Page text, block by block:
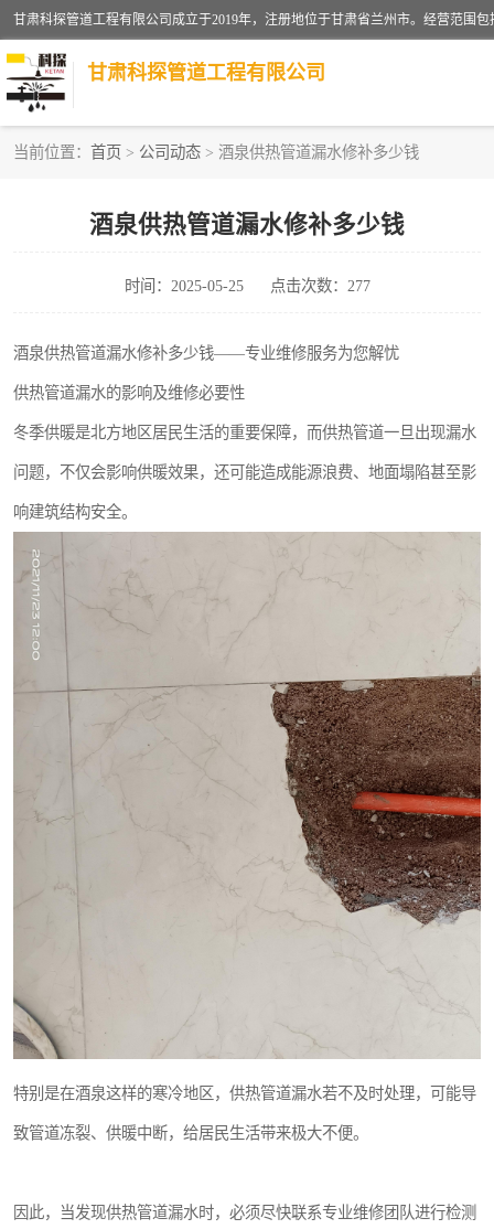
甘肃科探管道工程有限公司
当前位置： 首页 > 公司动态 > 酒泉供热管道漏水修补多少钱
酒泉供热管道漏水修补多少钱
时间：2025-05-25 点击次数：277
酒泉供热管道漏水修补多少钱——专业维修服务为您解忧
供热管道漏水的影响及维修必要性
冬季供暖是北方地区居民生活的重要保障，而供热管道一旦出现漏水
问题，不仅会影响供暖效果，还可能造成能源浪费、地面塌陷甚至影
响建筑结构安全。
特别是在酒泉这样的寒冷地区，供热管道漏水若不及时处理，可能导
致管道冻裂、供暖中断，给居民生活带来极大不便。
因此，当发现供热管道漏水时，必须尽快联系专业维修团队进行检测
供热管道漏水
自来水管漏水
高压车疏通清淤